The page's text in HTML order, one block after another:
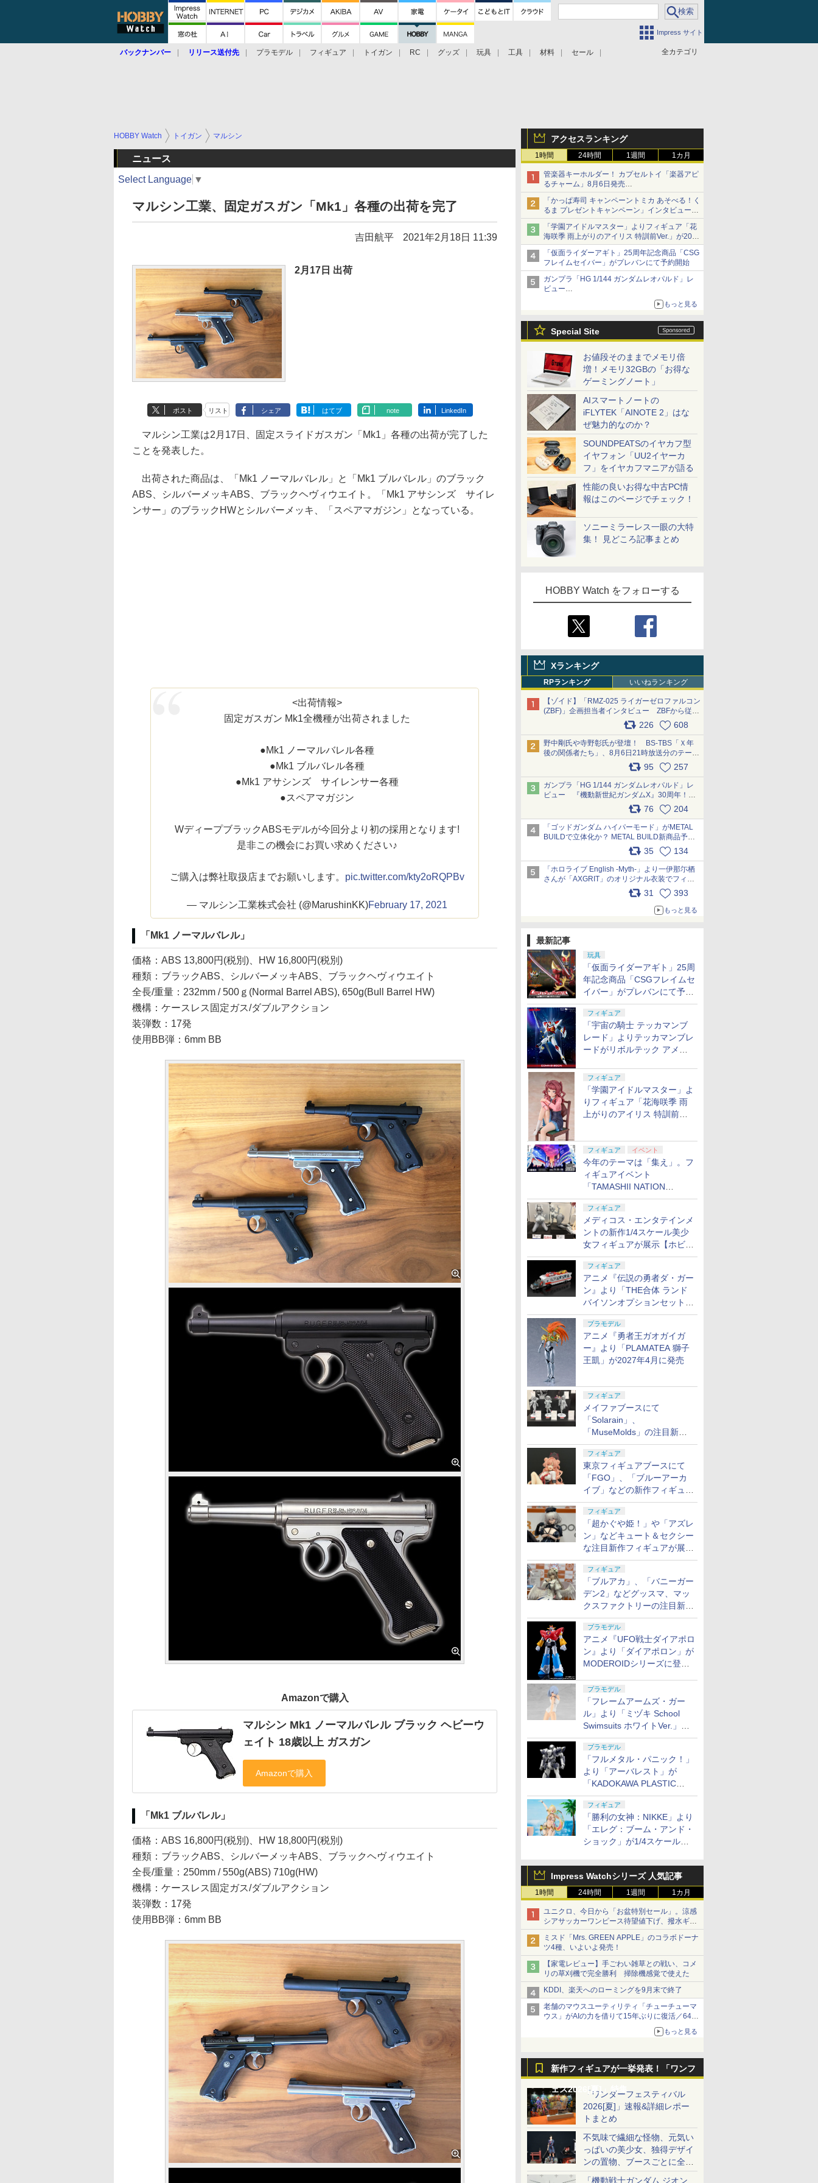
Impress サイト
全カテゴリ
バックナンバー リリース送付先 プラモデル フィギュア トイガン RC グッズ 玩具 工具 材料 セール
アクセスランキング
1時間 24時間 1週間 1カ月
管楽器キーホルダー！ カプセルトイ「楽器アピ
るチャーム」8月6日発売
チューバ、テナサクなど5種各3色
「かっぱ寿司 キャンペーントミカ あそべる！く
るま プレゼントキャンペーン」インタビュー
子どもが楽しめるかっぱ寿司ならではの体験と
コラボの楽しさを追求
「学園アイドルマスター」よりフィギュア「花
海咲季 雨上がりのアイリス 特訓前Ver.」が2027
年4月に発売
「仮面ライダーアギト」25周年記念商品「CSG
フレイムセイバー」がプレバンにて予約開始
ガンプラ「HG 1/144 ガンダムレオパルド」レ
ビュー
『機動新世紀ガンダムX』30周年！インナーア
ームガトリングの変形機構まで再現し最新フォ
もっと見る
Special Site
お値段そのままでメモリ倍
増！メモリ32GBの「お得な
ゲーミングノート」
AIスマートノートの
iFLYTEK「AINOTE 2」はな
ぜ魅力的なのか？
SOUNDPEATSのイヤカフ型
イヤフォン「UU2イヤーカ
フ」をイヤカフマニアが語る
性能の良いお得な中古PC情
報はこのページでチェック！
ソニーミラーレス一眼の大特
集！ 見どころ記事まとめ
HOBBY Watch をフォローする
Xランキング
RPランキング いいねランキング
【ゾイド】「RMZ-025 ライガーゼロファルコン
(ZBF)」企画担当者インタビュー ZBFから従来
デザインまで再現可能なボリューム満点のキッ
ト pic.x.com/6zOqQAQKkX
226 608
野中剛氏や寺野彰氏が登壇！ BS-TBS「Ｘ年
後の関係者たち」、8月6日21時放送分のテーマ
は「超合金」！ pic.x.com/uWyt1uyuFm
95 257
ガンプラ「HG 1/144 ガンダムレオパルド」レ
ビュー 『機動新世紀ガンダムX』30周年！イ
ンナーアームガトリングの変形機構まで再現し
最新フォーマットでキット化！
pic.x.com/nszPIDTpbg
76 204
「ゴッドガンダム ハイパーモード」がMETAL
BUILDで立体化か？ METAL BUILD新商品予告
が公開 pic.x.com/HIcLLIM3ar35 134
「ホロライブ English -Myth-」より一伊那尓栖
さんが「AXGRIT」のオリジナル衣装でフィギ
ュア化 pic.x.com/YMGhdIAzNa
31 393
もっと見る
最新記事
玩具
「仮面ライダーアギト」25周
年記念商品「CSGフレイムセ
イバー」がプレバンにて予約
開始
フィギュア
「宇宙の騎士 テッカマンブ
レード」よりテッカマンブレ
ードがリボルテック アメイ
定
フィギュア
「学園アイドルマスター」よ
りフィギュア「花海咲季 雨
上がりのアイリス 特訓前
フィギュア イベント
今年のテーマは「集え」。フ
ィギュアイベント
「TAMASHII NATION
2026」が11月13日より開催
決定
フィギュア
メディコス・エンタテインメ
ントの新作1/4スケール美少
女フィギュアが展示【ホビー
メーカー合同展示会】
フィギュア
アニメ『伝説の勇者ダ・ガー
ン』より「THE合体 ランド
バイソンオプションセット」
が2027年5月に発売
プラモデル
アニメ『勇者王ガオガイガ
ー』より「PLAMATEA 獅子
王凱」が2027年4月に発売
フィギュア
メイファブースにて
「Solarain」、
「MuseMolds」の注目新作
フィギュアが展示【ホビーメ
ーカー合同展示会】
フィギュア
東京フィギュアブースにて
「FGO」、「ブルーアーカ
イブ」などの新作フィギュア
が展示【ホビーメーカー合同
展示会】
フィギュア
「超かぐや姫！」や「アズレ
ン」などキュート＆セクシー
な注目新作フィギュアが展示
【ホビーメーカー合同展示
会】
フィギュア
「ブルアカ」、「バニーガー
デン2」などグッスマ、マッ
クスファクトリーの注目新作
フィギュアが展示【ホビーメ
ーカー合同展示会】
プラモデル
アニメ『UFO戦士ダイアポロ
ン』より「ダイアポロン」が
MODEROIDシリーズに登
プラモデル
「フレームアームズ・ガー
ル」より「ミヅキ School
Swimsuits ホワイトVer.」が8
月10日から予約開始決定！
プラモデル
「フルメタル・パニック！」
より「アーバレスト」が
「KADOKAWA PLASTIC
MODEL SERIES」から1/48
スケールで登場！
フィギュア
「勝利の女神：NIKKE」より
「エレグ：ブーム・アンド・
ショック」が1/4スケールで
Impress Watchシリーズ 人気記事
1時間 24時間 1週間 1カ月
ユニクロ、今日から「お盆特別セール」。涼感
シアサッカーワンピース待望値下げ、撥水ギア
ショーツは1990円に
ミスド「Mrs. GREEN APPLE」のコラボドーナ
ツ4種、いよいよ発売！
【家電レビュー】手ごわい雑草との戦い、コメ
リの草刈機で完全勝利 掃除機感覚で使えた
KDDI、楽天へのローミングを9月末で終了
老舗のマウスユーティリティ「チューチューマ
ウス」がAIの力を借りて15年ぶりに復活／64bit
化、Windows 10/11、「Chrome」も走り回
る。復活記念で2026年末まで500円
もっと見る
新作フィギュアが一挙発表！「ワンフ
ェス2026[夏]」特集「ワンダーフェスティバル
2026[夏]」速報&詳細レポー
トまとめ
不気味で繊細な怪物、元気い
っぱいの美少女、独得デザイ
ンの置物、ブースごとに全く
異なる世界が広がる一般ディ
「機動戦士ガンダム ジオン
HOBBY Watch トイガン マルシン
ニュース
Select Language ▼
マルシン工業、固定ガスガン「Mk1」各種の出荷を完了
吉田航平 2021年2月18日 11:39
2月17日 出荷
ポスト リスト シェア はてブ note LinkedIn
マルシン工業は2月17日、固定スライドガスガン「Mk1」各種の出荷が完了した
ことを発表した。
出荷された商品は、「Mk1 ノーマルバレル」と「Mk1 ブルバレル」のブラック
ABS、シルバーメッキABS、ブラックヘヴィウエイト。「Mk1 アサシンズ サイレ
ンサー」のブラックHWとシルバーメッキ、「スペアマガジン」となっている。
<出荷情報>
固定ガスガン Mk1全機種が出荷されました
●Mk1 ノーマルバレル各種
●Mk1 ブルバレル各種
●Mk1 アサシンズ サイレンサー各種
●スペアマガジン
WディープブラックABSモデルが今回分より初の採用となります!
是非この機会にお買い求めください♪
ご購入は弊社取扱店までお願いします。 pic.twitter.com/kty2oRQPBv
— マルシン工業株式会社 (@MarushinKK)February 17, 2021
「Mk1 ノーマルバレル」
価格：ABS 13,800円(税別)、HW 16,800円(税別)
種類：ブラックABS、シルバーメッキABS、ブラックヘヴィウエイト
全長/重量：232mm / 500ｇ(Normal Barrel ABS), 650g(Bull Barrel HW)
機構：ケースレス固定ガス/ダブルアクション
装弾数：17発
使用BB弾：6mm BB
Amazonで購入
マルシン Mk1 ノーマルバレル ブラック ヘビーウ
ェイト 18歳以上 ガスガン
「Mk1 ブルバレル」
価格：ABS 16,800円(税別)、HW 18,800円(税別)
種類：ブラックABS、シルバーメッキABS、ブラックヘヴィウエイト
全長/重量：250mm / 550g(ABS) 710g(HW)
機構：ケースレス固定ガス/ダブルアクション
装弾数：17発
使用BB弾：6mm BB